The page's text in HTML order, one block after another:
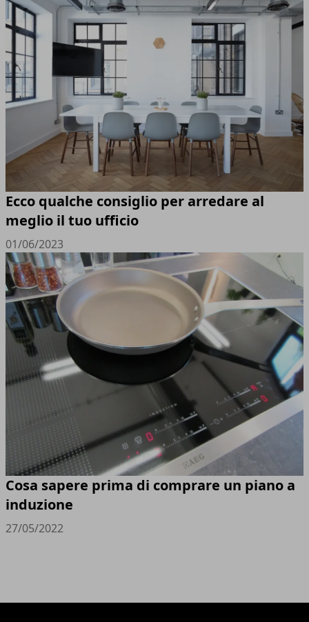
Ecco qualche consiglio per arredare al
meglio il tuo ufficio
01/06/2023
Cosa sapere prima di comprare un piano a
induzione
27/05/2022